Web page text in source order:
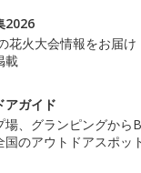
2026
花火大会情報をお届
載
アガイド
場、グランピングから
国のアウトドアスポッ